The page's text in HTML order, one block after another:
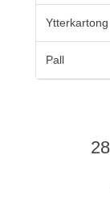
Ytterkartong
Pall